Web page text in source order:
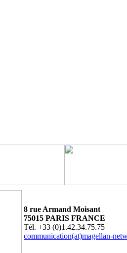
8 rue Armand Moisant
75015 PARIS FRANCE
Tél. +33 (0)1.42.34.75.75
communication(at)magellan-